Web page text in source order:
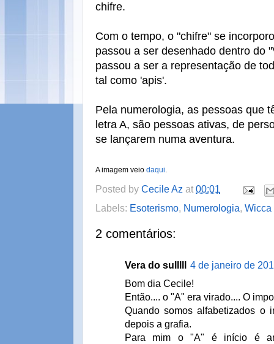
chifre.
Com o tempo, o "chifre" se
passou a ser desenhado dentro do
passou a ser a representação de
tal como 'apis'.
Pela numerologia, as pessoas que
letra A, são pessoas ativas, de
se lançarem numa aventura.
A imagem veio daqui.
Posted by Cecile Az at 00:01
Labels: Esoterismo, Numerologia, Wicca
2 comentários:
Vera do sulllll
4 de janeiro de
Bom dia Cecile!
Então.... o "A" era virado.... O
Quando somos alfabetizados o
depois a grafia.
Para mim o "A" é início é